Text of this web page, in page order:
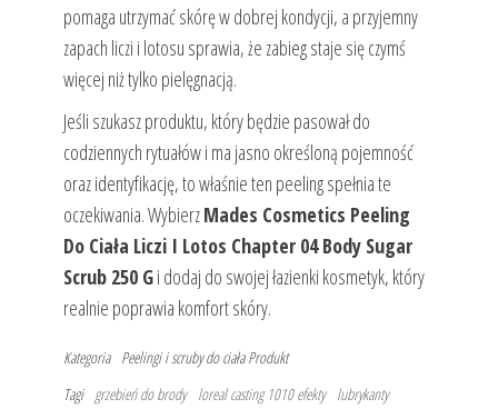
pomaga utrzymać skórę w dobrej kondycji, a przyjemny
zapach liczi i lotosu sprawia, że zabieg staje się czymś
więcej niż tylko pielęgnacją.
Jeśli szukasz produktu, który będzie pasował do
codziennych rytuałów i ma jasno określoną pojemność
oraz identyfikację, to właśnie ten peeling spełnia te
oczekiwania. WybierzMades Cosmetics Peeling
Do Ciała Liczi I Lotos Chapter 04 Body Sugar
Scrub 250 Gi dodaj do swojej łazienki kosmetyk, który
realnie poprawia komfort skóry.
Kategoria Peelingi i scruby do ciała Produkt
Tagi grzebień do brody loreal casting 1010 efekty
lubrykanty